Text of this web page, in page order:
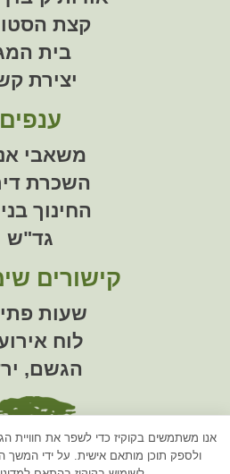
קצת
בית
יצירת
ענפים
משאבי
השכרת
החינוך
גד"ש
קישורים
שעות
לוח
הגשם,
אנו משתמשים בקוקיז כדי לשפר את
ולספק תוכן מותאם אישית. על ידי